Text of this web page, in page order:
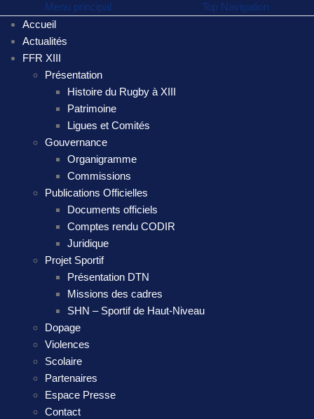
Menu principal
Top Navigation
Accueil
Actualités
FFR XIII
Présentation
Histoire du Rugby à XIII
Patrimoine
Ligues et Comités
Gouvernance
Organigramme
Commissions
Publications Officielles
Documents officiels
Comptes rendu CODIR
Juridique
Projet Sportif
Présentation DTN
Missions des cadres
SHN – Sportif de Haut-Niveau
Dopage
Violences
Scolaire
Partenaires
Espace Presse
Contact